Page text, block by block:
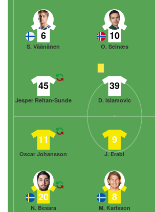
10
O. Selnæs
6
S. Väänänen
39
D. Islamovic
45
Jesper Reitan-Sunde
20
N. Besara
8
M. Karlsson
11
Oscar Johansson
9
J. Erabi